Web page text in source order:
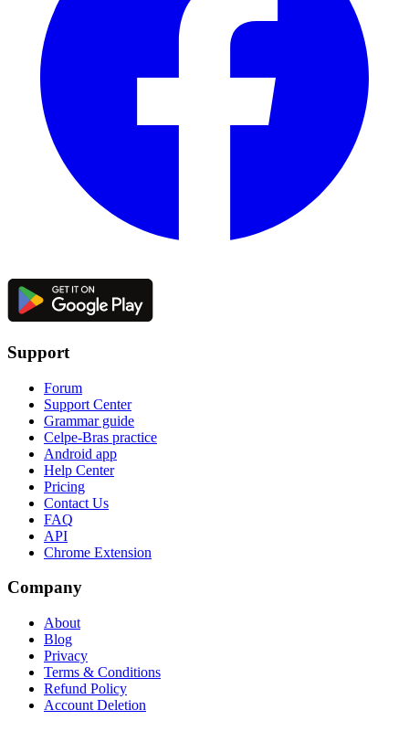
Support
Forum
Support Center
Grammar guide
Celpe-Bras practice
Android app
Help Center
Pricing
Contact Us
FAQ
API
Chrome Extension
Company
About
Blog
Privacy
Terms & Conditions
Refund Policy
Account Deletion